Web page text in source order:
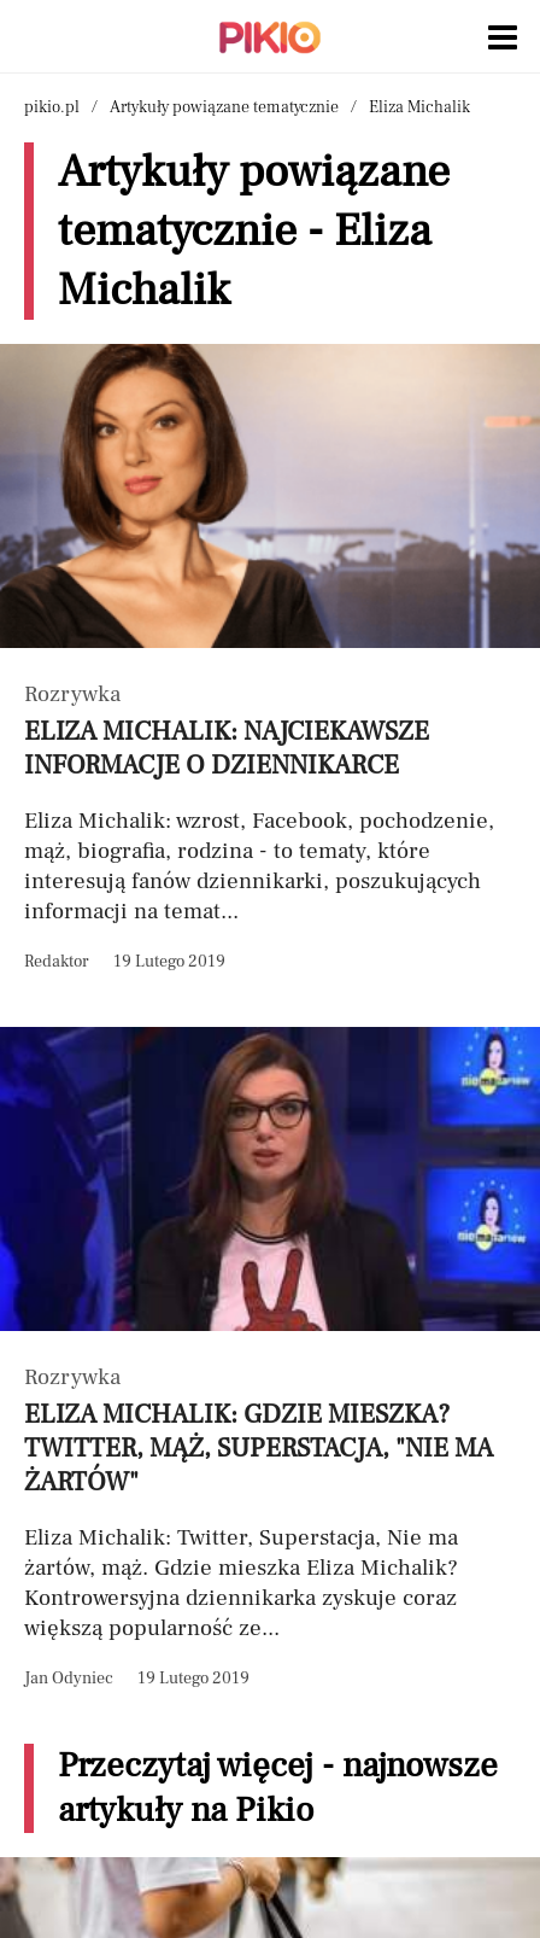
pikio.pl Artykuły powiązane tematycznie Eliza Michalik
Artykuły powiązane
tematycznie - Eliza
Michalik
Rozrywka
ELIZA MICHALIK: NAJCIEKAWSZE
INFORMACJE O DZIENNIKARCE
Eliza Michalik: wzrost, Facebook, pochodzenie,
mąż, biografia, rodzina - to tematy, które
interesują fanów dziennikarki, poszukujących
informacji na temat...
Redaktor 19 Lutego 2019
Rozrywka
ELIZA MICHALIK: GDZIE MIESZKA?
TWITTER, MĄŻ, SUPERSTACJA, "NIE MA
ŻARTÓW"
Eliza Michalik: Twitter, Superstacja, Nie ma
żartów, mąż. Gdzie mieszka Eliza Michalik?
Kontrowersyjna dziennikarka zyskuje coraz
większą popularność ze...
Jan Odyniec 19 Lutego 2019
Przeczytaj więcej - najnowsze
artykuły na Pikio